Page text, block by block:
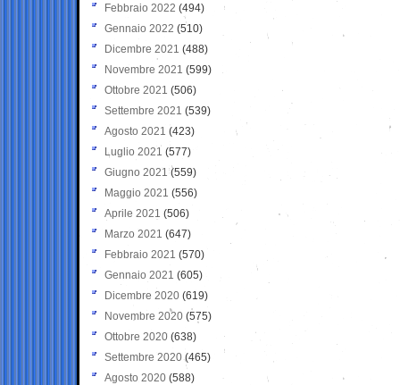
Febbraio 2022 (494)
Gennaio 2022 (510)
Dicembre 2021 (488)
Novembre 2021 (599)
Ottobre 2021 (506)
Settembre 2021 (539)
Agosto 2021 (423)
Luglio 2021 (577)
Giugno 2021(559)
Maggio 2021 (556)
Aprile 2021 (506)
Marzo 2021 (647)
Febbraio 2021 (570)
Gennaio 2021 (605)
Dicembre 2020 (619)
Novembre 2020 (575)
Ottobre 2020 (638)
Settembre 2020(465)
Agosto 2020 (588)